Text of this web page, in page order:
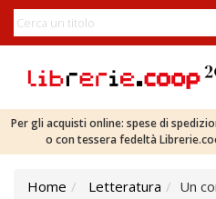
Per gli acquisti online: spese di
o con tessera fedeltà
Home Letteratura Un